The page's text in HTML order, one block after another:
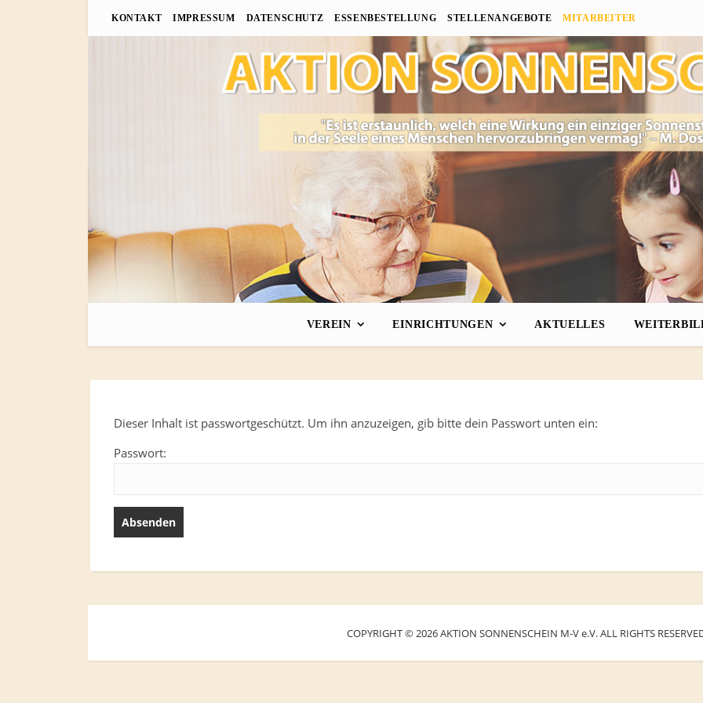
KONTAKT IMPRESSUM DATENSCHUTZ ESSENBESTELLUNG STELLENANGEBOTE MITARBEITER
VEREIN EINRICHTUNGEN AKTUELLES
Dieser Inhalt ist passwortgeschützt. Um ihn anzuzeigen, gib bitte dein Passwort unten ein:
Passwort:
COPYRIGHT © 2026 AKTION SONNENSCHEIN M-V e.V. ALL RIGHTS